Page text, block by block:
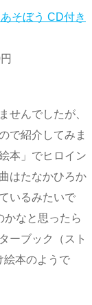
そぼう CD付き
せんでしたが、
で紹介してみま
本」でヒロイン
はたなかひろか
いるみたいで
かなと思ったら
ーブック（スト
絵本のようで